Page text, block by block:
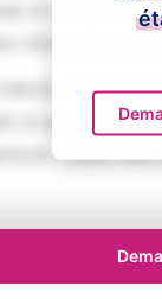
ex ea
cupidatat
ut perspiciatis
totam